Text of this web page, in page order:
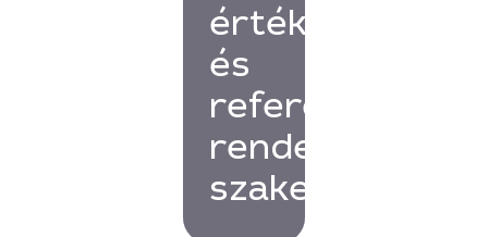
értékelésekkel
és
referenciákkal
rendelkező
szakembert!